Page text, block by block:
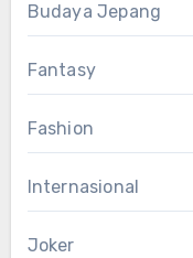
Budaya Jepang
Fantasy
Fashion
Internasional
Joker